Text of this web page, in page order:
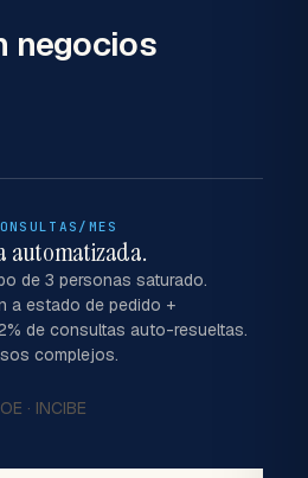
negocios
MES
automatizada.
de 3 personas saturado.
a estado de pedido +
de consultas auto-resueltas.
complejos.
· INCIBE